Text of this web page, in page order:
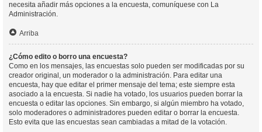
necesita añadir más opciones a la encuesta, comuníquese con La
Administración.
Arriba
¿Cómo edito o borro una encuesta?
Como en los mensajes, las encuestas solo pueden ser modificadas por su
creador original, un moderador o la administración. Para editar una
encuesta, hay que editar el primer mensaje del tema; este siempre esta
asociado a la encuesta. Si nadie ha votado, los usuarios pueden borrar la
encuesta o editar las opciones. Sin embargo, si algún miembro ha votado,
solo moderadores o administradores pueden editar o borrar la encuesta.
Esto evita que las encuestas sean cambiadas a mitad de la votación.